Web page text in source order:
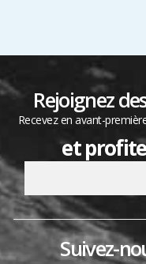
Rejoignez
Recevez en avant-
et
Suivez-